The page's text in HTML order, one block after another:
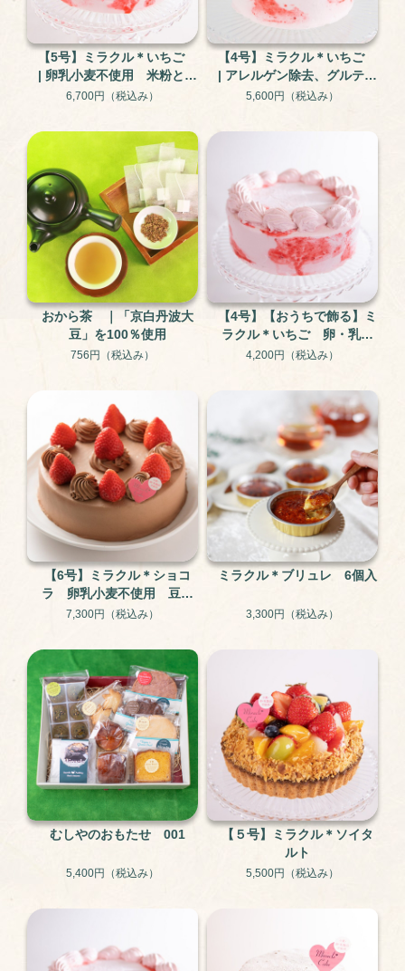
【5号】ミラクル＊いちご
| 卵乳小麦不使用 米粉と大
豆のグルテンフリー・アレ
6,700円 （税込み）
【4号】ミラクル＊いちご
| アレルゲン除去、グルテン
フリー
5,600円 （税込み）
おから茶 ｜「京白丹波大
豆」を100％使用
756円 （税込み）
【4号】【おうちで飾る】ミ
ラクル＊いちご 卵・乳・
小麦不使用のアレルギー対
4,200円 （税込み）
【6号】ミラクル＊ショコ
ラ 卵乳小麦不使用 豆乳
ショコラケーキ グルテン
7,300円 （税込み）
ミラクル＊ブリュレ 6個入
3,300円 （税込み）
むしやのおもたせ 001
5,400円 （税込み）
【５号】ミラクル＊ソイタ
ルト
5,500円 （税込み）